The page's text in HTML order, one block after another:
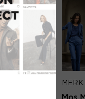
Inloggegevens kwijt?
dat hoort bij jouw
E-mailadres
MERK